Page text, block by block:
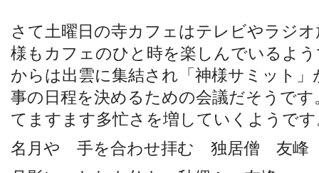
さて土曜日の寺カフェはテレビやラジ
様もカフェのひと時を楽しんでいるよ
からは出雲に集結され「神様サミット
事の日程を決めるための会議だそうで
てますます多忙さを増していくようで
名月や 手を合わせ拝む 独居僧 友峰